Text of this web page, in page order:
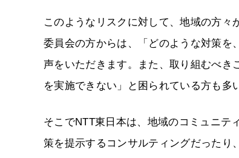
このようなリスクに対して、地域の方
委員会の方からは、「どのような対策を
声をいただきます。また、取り組むべき
を実施できない」と困られている方も多
そこでNTT東日本は、地域のコミュニテ
策を提示するコンサルティングだったり